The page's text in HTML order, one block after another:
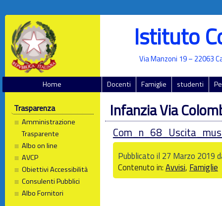
Istituto
Via Manzoni 19 – 22063
Home Docenti Famiglie studenti
Trasparenza
Amministrazione
Trasparente
Albo on line
AVCP
Obiettivi Accessibilità
Consulenti Pubblici
Albo Fornitori
Infanzia Via
Pubblicato il 27 Marzo 2019
Contenuto in: Avvisi, Famiglie